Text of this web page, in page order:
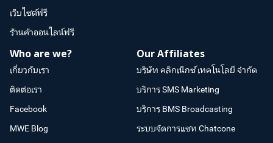
เว็บไซต์ฟรี
ร้านค้าออนไลน์ฟรี
Who are we?
เกี่ยวกับเรา
ติดต่อเรา
Facebook
MWE Blog
Our Affiliates
บริษัท คลิกเน็กซ์ เทคโนโลยี จำกัด
บริการ SMS Marketing
บริการ BMS Broadcasting
ระบบจัดการแชท Chatcone